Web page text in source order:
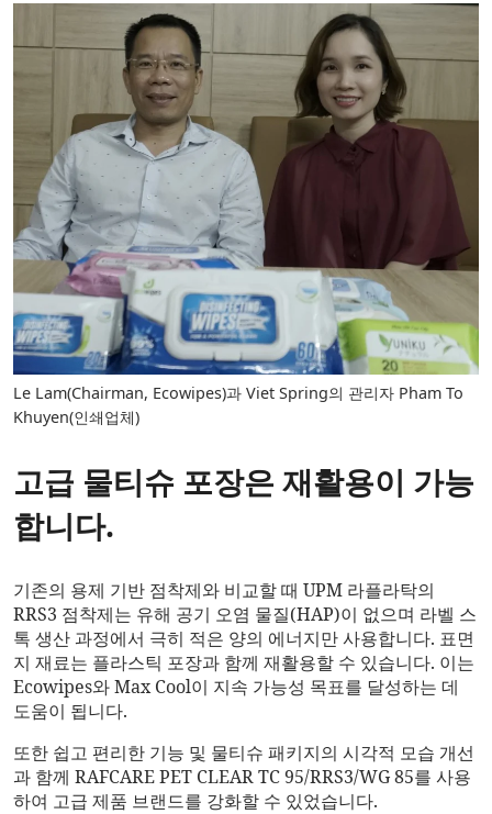
Le Lam(Chairman, Ecowipes)과 Viet Spring의 관리자 Pham To
Khuyen(인쇄업체)
고급 물티슈 포장은 재활용이 가능
합니다.
기존의 용제 기반 점착제와 비교할 때 UPM 라플라탁의
RRS3 점착제는 유해 공기 오염 물질(HAP)이 없으며 라벨 스
톡 생산 과정에서 극히 적은 양의 에너지만 사용합니다. 표면
지 재료는 플라스틱 포장과 함께 재활용할 수 있습니다. 이는
Ecowipes와 Max Cool이 지속 가능성 목표를 달성하는 데
도움이 됩니다.
또한 쉽고 편리한 기능 및 물티슈 패키지의 시각적 모습 개선
과 함께 RAFCARE PET CLEAR TC 95/RRS3/WG 85를 사용
하여 고급 제품 브랜드를 강화할 수 있었습니다.